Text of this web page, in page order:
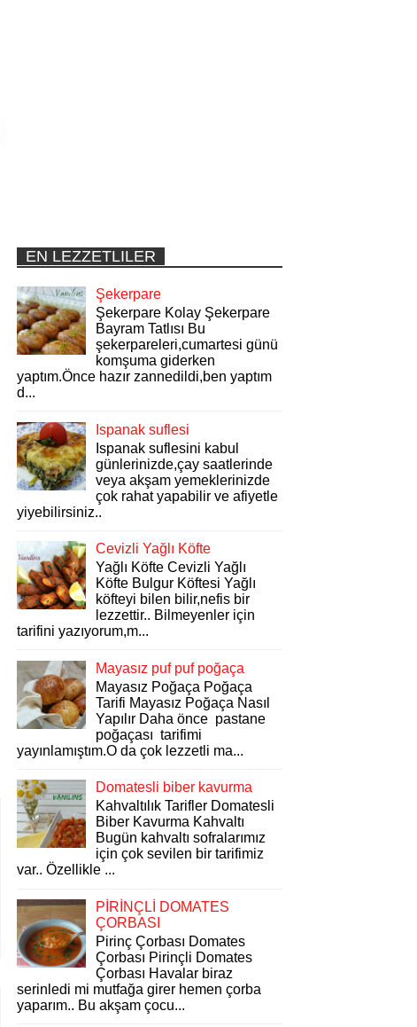
EN LEZZETLILER
Şekerpare
Şekerpare Kolay Şekerpare
Bayram Tatlısı Bu
şekerpareleri,cumartesi günü
komşuma giderken
yaptım.Önce hazır zannedildi,ben yaptım
d...
Ispanak suflesi
Ispanak suflesini kabul
günlerinizde,çay saatlerinde
veya akşam yemeklerinizde
çok rahat yapabilir ve afiyetle
yiyebilirsiniz..
Cevizli Yağlı Köfte
Yağlı Köfte Cevizli Yağlı
Köfte Bulgur Köftesi Yağlı
köfteyi bilen bilir,nefis bir
lezzettir.. Bilmeyenler için
tarifini yazıyorum,m...
Mayasız puf puf poğaça
Mayasız Poğaça Poğaça
Tarifi Mayasız Poğaça Nasıl
Yapılır Daha önce pastane
poğaçası tarifimi
yayınlamıştım.O da çok lezzetli ma...
Domatesli biber kavurma
Kahvaltılık Tarifler Domatesli
Biber Kavurma Kahvaltı
Bugün kahvaltı sofralarımız
için çok sevilen bir tarifimiz
var.. Özellikle ...
PİRİNÇLİ DOMATES
ÇORBASI
Pirinç Çorbası Domates
Çorbası Pirinçli Domates
Çorbası Havalar biraz
serinledi mi mutfağa girer hemen çorba
yaparım.. Bu akşam çocu...